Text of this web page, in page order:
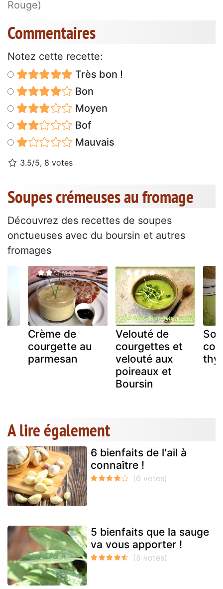
Rouge)
Commentaires
Notez cette recette:
Très bon !
Bon
Moyen
Bof
Mauvais
3.5/5, 8 votes
Soupes crémeuses au fromage
Découvrez des recettes de soupes
onctueuses avec du boursin et autres
fromages
Crème de
courgette au
parmesan
Velouté de
courgettes et
velouté aux
poireaux et
Boursin
A lire également
6 bienfaits de l'ail à
connaître !
5 bienfaits que la sauge
va vous apporter !